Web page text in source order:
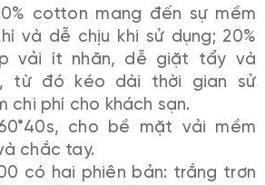
cotton mang đến sự mềm
và dễ chịu khi sử dụng; 20%
vải ít nhăn, dễ giặt tẩy và
từ đó kéo dài thời gian sử
chi phí cho khách sạn.
cho bề mặt vải mềm
chắc tay.
có hai phiên bản: trắng trơn